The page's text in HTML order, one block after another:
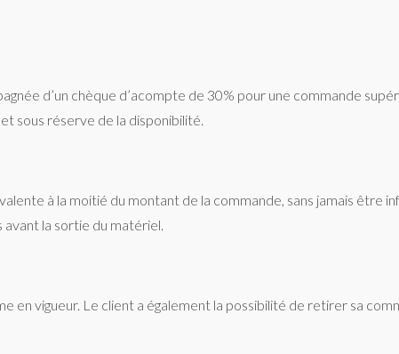
d’un chèque d’acompte de 30% pour une commande
sous réserve de la disponibilité.
à la moitié du montant de la commande, sans jamais être
avant la sortie du matériel.
en vigueur. Le client a également la possibilité de retirer sa